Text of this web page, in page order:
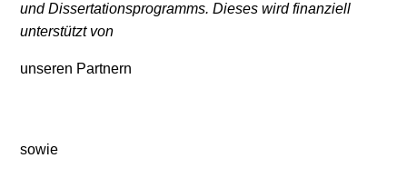
und Dissertationsprogramms. Dieses wird finanziell
unterstützt von
unseren Partnern
sowie